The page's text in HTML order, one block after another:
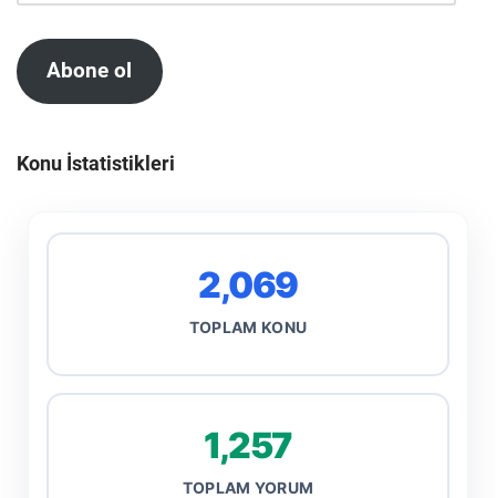
Abone ol
Konu İstatistikleri
2,069
TOPLAM KONU
1,257
TOPLAM YORUM